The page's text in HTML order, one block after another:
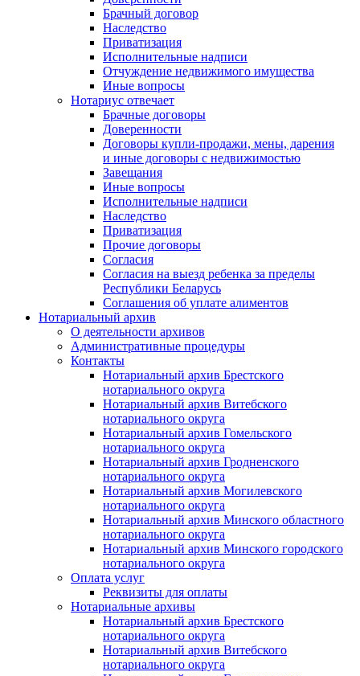
Брачный договор
Наследство
Приватизация
Исполнительные надписи
Отчуждение недвижимого имущества
Иные вопросы
Нотариус отвечает
Брачные договоры
Доверенности
Договоры купли-продажи, мены, дарения
и иные договоры с недвижимостью
Завещания
Иные вопросы
Исполнительные надписи
Наследство
Приватизация
Прочие договоры
Согласия
Согласия на выезд ребенка за пределы
Республики Беларусь
Соглашения об уплате алиментов
Нотариальный архив
О деятельности архивов
Административные процедуры
Контакты
Нотариальный архив Брестского
нотариального округа
Нотариальный архив Витебского
нотариального округа
Нотариальный архив Гомельского
нотариального округа
Нотариальный архив Гродненского
нотариального округа
Нотариальный архив Могилевского
нотариального округа
Нотариальный архив Минского областного
нотариального округа
Нотариальный архив Минского городского
нотариального округа
Оплата услуг
Реквизиты для оплаты
Нотариальные архивы
Нотариальный архив Брестского
нотариального округа
Нотариальный архив Витебского
нотариального округа